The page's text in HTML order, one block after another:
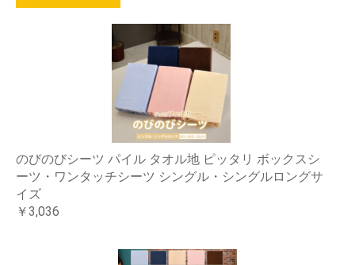
のびのびシーツ パイル タオル地 ピッタリ ボックスシ
ーツ・ワンタッチシーツ シングル・シングルロングサ
イズ
￥3,036